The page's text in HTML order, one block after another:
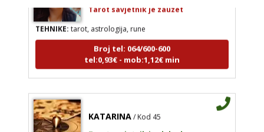
TEHNIKE:tarot, astrologija, rune
Broj tel: 064/600-600
tel:0,93€ - mob:1,12€ min